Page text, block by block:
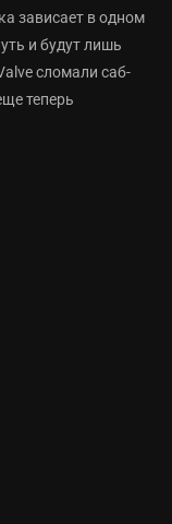
зависает в одном
и будут лишь
сломали саб-
теперь